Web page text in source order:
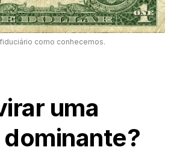
como conhecemos.
uma